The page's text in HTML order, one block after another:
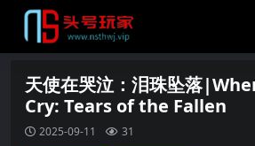
天使在哭泣：泪珠坠落
Cry: Tears of the Fallen
2025-09-11 31